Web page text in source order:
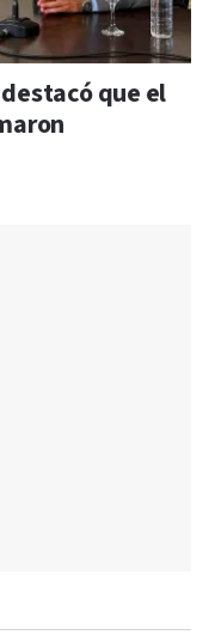
que el